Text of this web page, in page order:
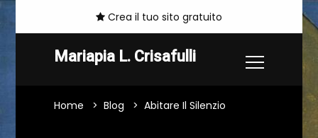
Crea il tuo sito gratuito
Mariapia L. Crisafulli
Home Blog Abitare Il Silenzio